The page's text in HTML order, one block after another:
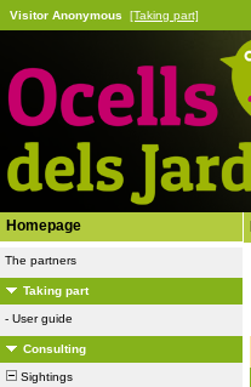
Visitor Anonymous [Taking part]
Homepage
The partners
Taking part
- User guide
Consulting
Sightings